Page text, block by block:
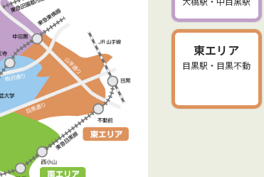
東エリア
目黒駅・目黒不動